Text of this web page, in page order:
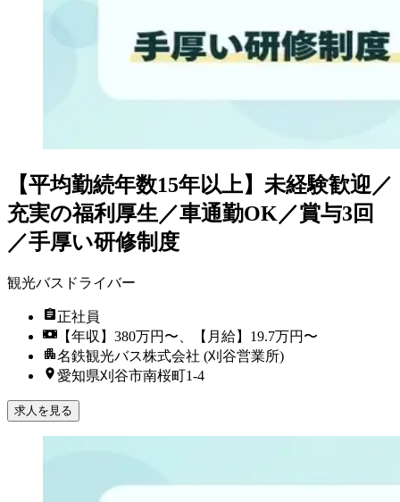
【平均勤続年数15年以上】未経験歓迎／
充実の福利厚生／車通勤OK／賞与3回
／手厚い研修制度
観光バスドライバー
正社員
【年収】380万円〜、【月給】19.7万円〜
名鉄観光バス株式会社 (刈谷営業所)
愛知県刈谷市南桜町1-4
求人を見る